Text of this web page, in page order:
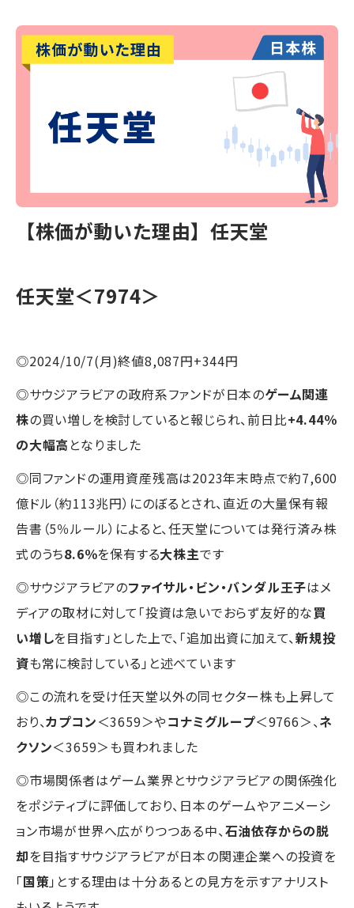
【株価が動いた理由】任天堂
任天堂＜7974＞
◎2024/10/7(月)終値8,087円+344円
◎サウジアラビアの政府系ファンドが日本のゲーム関連
株の買い増しを検討していると報じられ、前日比+4.44％
の大幅高 となりました
◎同ファンドの運用資産残高は2023年末時点で約7,600
億ドル（約113兆円）にのぼるとされ、直近の大量保有報
告書（5％ルール）によると、任天堂については発行済み株
式のうち8.6％を保有する大株主です
◎サウジアラビアのファイサル・ビン・バンダル王子はメ
ディアの取材に対して「投資は急いでおらず友好的な買
い増しを目指す」とした上で、「追加出資に加えて、新規投
資も常に検討している」と述べています
◎この流れを受け任天堂以外の同セクター株も上昇して
おり、カプコン＜3659＞やコナミグループ＜9766＞、ネ
クソン＜3659＞も買われました
◎市場関係者はゲーム業界とサウジアラビアの関係強化
をポジティブに評価しており、日本のゲームやアニメーシ
ョン市場が世界へ広がりつつある中、石油依存からの脱
却を目指すサウジアラビアが日本の関連企業への投資を
「国策」とする理由は十分あるとの見方を示すアナリスト